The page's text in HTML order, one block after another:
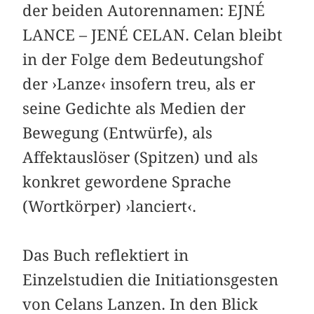
der beiden Autorennamen: EJNÉ
LANCE – JENÉ CELAN. Celan bleibt
in der Folge dem Bedeutungshof
der ›Lanze‹ insofern treu, als er
seine Gedichte als Medien der
Bewegung (Entwürfe), als
Affektauslöser (Spitzen) und als
konkret gewordene Sprache
(Wortkörper) ›lanciert‹.
Das Buch reflektiert in
Einzelstudien die Initiationsgesten
von Celans Lanzen. In den Blick